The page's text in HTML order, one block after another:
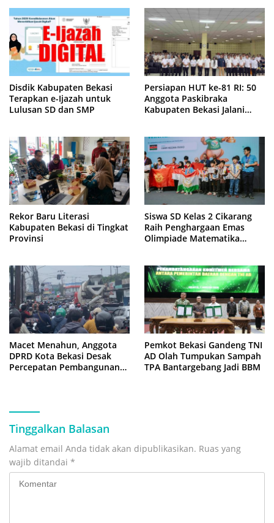
Disdik Kabupaten Bekasi
Terapkan e-Ijazah untuk
Lulusan SD dan SMP
Persiapan HUT ke-81 RI: 50
Anggota Paskibraka
Kabupaten Bekasi Jalani
Rekor Baru Literasi
Kabupaten Bekasi di Tingkat
Provinsi
Siswa SD Kelas 2 Cikarang
Raih Penghargaan Emas
Olimpiade Matematika
Macet Menahun, Anggota
DPRD Kota Bekasi Desak
Percepatan Pembangunan
Pemkot Bekasi Gandeng TNI
AD Olah Tumpukan Sampah
TPA Bantargebang Jadi BBM
Tinggalkan Balasan
Alamat email Anda tidak akan dipublikasikan. Ruas yang
wajib ditandai *